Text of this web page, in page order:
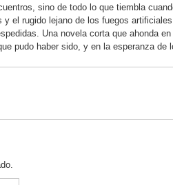
sino de todo lo que tiembla
y el rugido lejano de los fuegos
Una novela corta que ahonda
pudo haber sido, y en la esperanza de